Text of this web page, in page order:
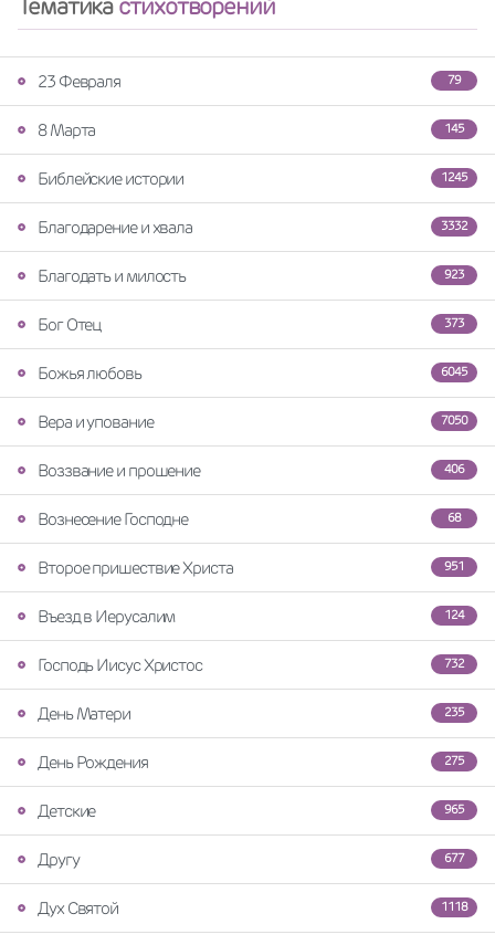
Тематикастихотворений
79
23 Февраля
145
8 Марта
1245
Библейские истории
3332
Благодарение и хвала
923
Благодать и милость
373
Бог Отец
6045
Божья любовь
7050
Вера и упование
406
Воззвание и прошение
68
Вознесение Господне
951
Второе пришествие Христа
124
Въезд в Иерусалим
732
Господь Иисус Христос
235
День Матери
275
День Рождения
965
Детские
677
Другу
1118
Дух Святой